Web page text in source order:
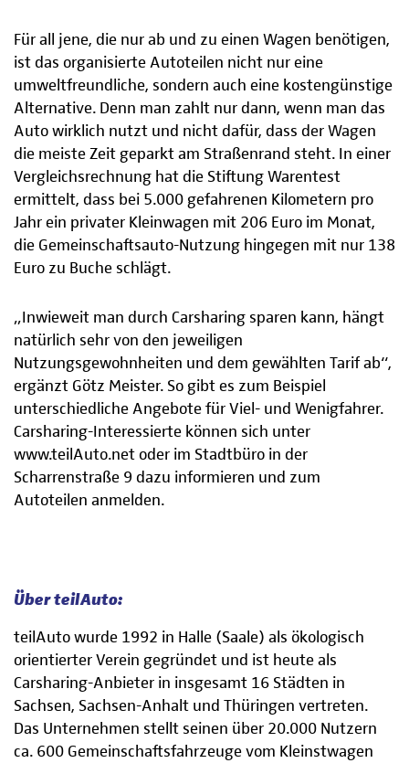
Für all jene, die nur ab und zu einen Wagen benötigen,
ist das organisierte Autoteilen nicht nur eine
umweltfreundliche, sondern auch eine kostengünstige
Alternative. Denn man zahlt nur dann, wenn man das
Auto wirklich nutzt und nicht dafür, dass der Wagen
die meiste Zeit geparkt am Straßenrand steht. In einer
Vergleichsrechnung hat die Stiftung Warentest
ermittelt, dass bei 5.000 gefahrenen Kilometern pro
Jahr ein privater Kleinwagen mit 206 Euro im Monat,
die Gemeinschaftsauto-Nutzung hingegen mit nur 138
Euro zu Buche schlägt.
„Inwieweit man durch Carsharing sparen kann, hängt
natürlich sehr von den jeweiligen
Nutzungsgewohnheiten und dem gewählten Tarif ab“,
ergänzt Götz Meister. So gibt es zum Beispiel
unterschiedliche Angebote für Viel- und Wenigfahrer.
Carsharing-Interessierte können sich unter
www.teilAuto.net oder im Stadtbüro in der
Scharrenstraße 9 dazu informieren und zum
Autoteilen anmelden.
Über teilAuto:
teilAuto wurde 1992 in Halle (Saale) als ökologisch
orientierter Verein gegründet und ist heute als
Carsharing-Anbieter in insgesamt 16 Städten in
Sachsen, Sachsen-Anhalt und Thüringen vertreten.
Das Unternehmen stellt seinen über 20.000 Nutzern
ca. 600 Gemeinschaftsfahrzeuge vom Kleinstwagen